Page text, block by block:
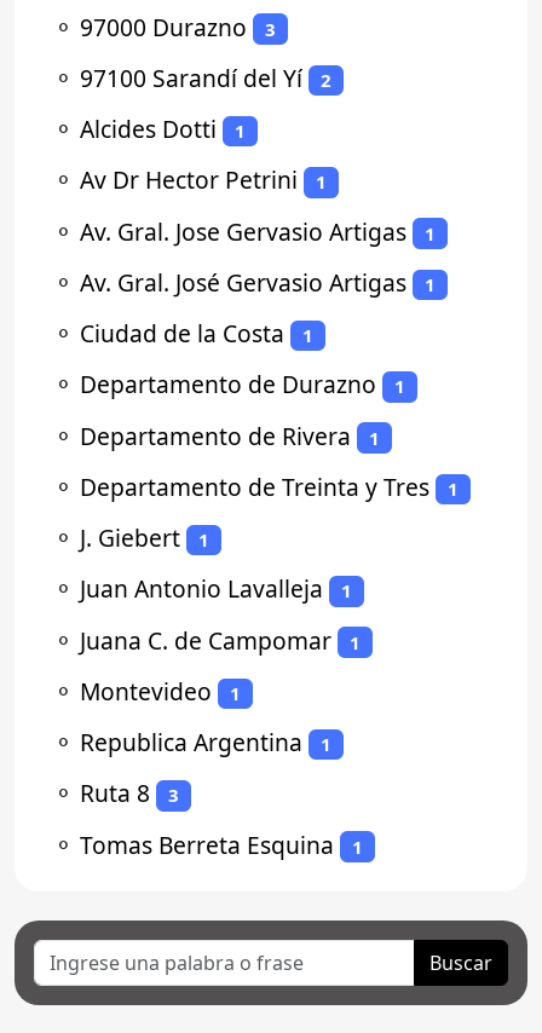
⚬ 97000 Durazno 3
⚬ 97100 Sarandí del Yí 2
⚬ Alcides Dotti 1
⚬ Av Dr Hector Petrini 1
⚬ Av. Gral. Jose Gervasio Artigas 1
⚬ Av. Gral. José Gervasio Artigas 1
⚬ Ciudad de la Costa 1
⚬ Departamento de Durazno 1
⚬ Departamento de Rivera 1
⚬ Departamento de Treinta y Tres 1
⚬ J. Giebert 1
⚬ Juan Antonio Lavalleja 1
⚬ Juana C. de Campomar 1
⚬ Montevideo 1
⚬ Republica Argentina 1
⚬ Ruta 8 3
⚬ Tomas Berreta Esquina 1
Buscar